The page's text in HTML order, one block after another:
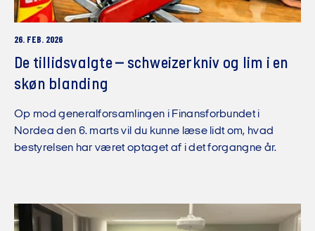
26. FEB. 2026
De tillidsvalgte – schweizerkniv og lim i en
skøn blanding
Op mod generalforsamlingen i Finansforbundet i
Nordea den 6. marts vil du kunne læse lidt om, hvad
bestyrelsen har været optaget af i det forgangne år.